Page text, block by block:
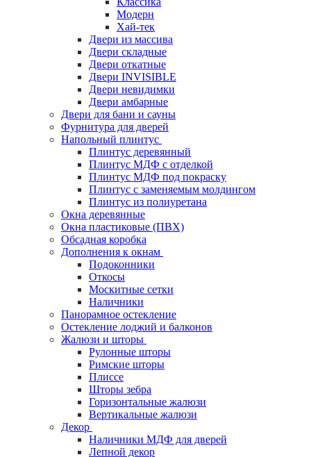
Модерн
Хай-тек
Двери из массива
Двери складные
Двери откатные
Двери INVISIBLE
Двери невидимки
Двери амбарные
Двери для бани и сауны
Фурнитура для дверей
Напольный плинтус
Плинтус деревянный
Плинтус МДФ с отделкой
Плинтус МДФ под покраску
Плинтус с заменяемым молдингом
Плинтус из полиуретана
Окна деревянные
Окна пластиковые (ПВХ)
Обсадная коробка
Дополнения к окнам
Подоконники
Откосы
Москитные сетки
Наличники
Панорамное остекление
Остекление лоджий и балконов
Жалюзи и шторы
Рулонные шторы
Римские шторы
Плиссе
Шторы зебра
Горизонтальные жалюзи
Вертикальные жалюзи
Декор
Наличники МДФ для дверей
Лепной декор